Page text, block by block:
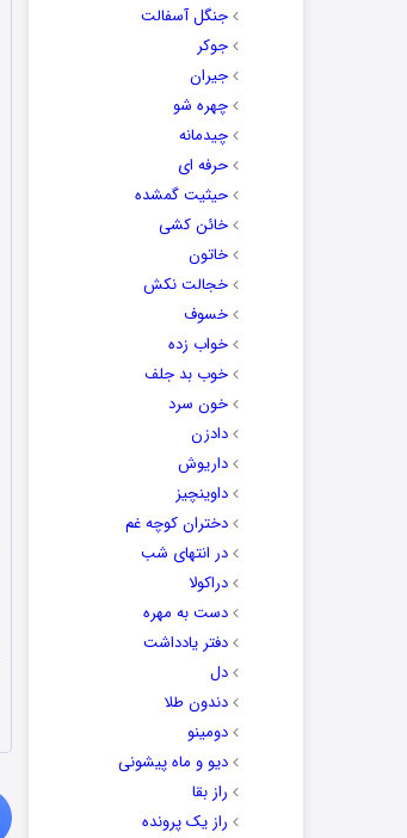
جنگل آسفالت
جوکر
جیران
چهره شو
چیدمانه
حرفه ای
حیثیت گمشده
خائن کشی
خاتون
خجالت نکش
خسوف
خواب زده
خوب بد جلف
خون سرد
دادزن
داریوش
داوینچیز
دختران کوچه غم
در انتهای شب
دراکولا
دست به مهره
دفتر یادداشت
دل
دندون طلا
دومینو
دیو و ماه پیشونی
راز بقا
راز یک پرونده